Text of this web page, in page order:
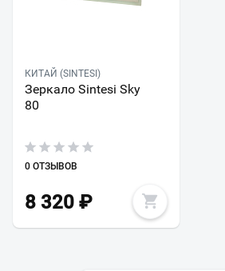
КИТАЙ (SINTESI)
Зеркало Sintesi Sky
80
0 ОТЗЫВОВ
8 320 ₽